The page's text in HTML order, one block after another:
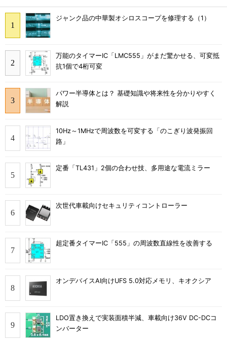
ジャンク品の中華製オシロスコープを修理する（1）
万能のタイマーIC「LMC555」がまだ驚かせる、可変抵
抗1個で4桁可変
パワー半導体とは？ 基礎知識や将来性を分かりやすく
解説
10Hz～1MHzで周波数を可変する「のこぎり波発振回
路」
定番「TL431」2個の合わせ技、多用途な電流ミラー
次世代車載向けセキュリティコントローラー
超定番タイマーIC「555」の周波数直線性を改善する
オンデバイスAI向けUFS 5.0対応メモリ、キオクシア
LDO置き換えで実装面積半減、車載向け36V DC-DCコ
ンバーター